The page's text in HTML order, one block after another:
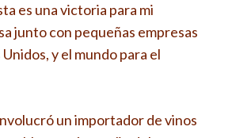
es una victoria para mi
junto con pequeñas empresas
y el mundo para el
un importador de vinos